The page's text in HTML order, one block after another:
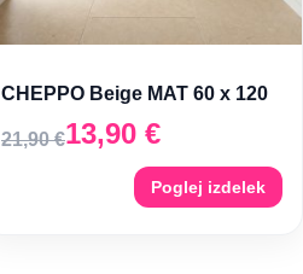
CHEPPO Beige MAT 60 x 120
21,90€13,90 €
Poglej izdelek